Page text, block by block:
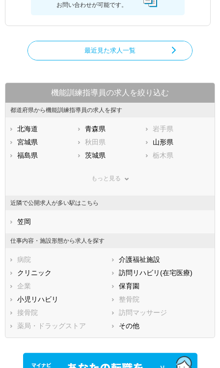
お問い合わせが可能です。
最近見た求人一覧
機能訓練指導員の求人を絞り込む
都道府県から機能訓練指導員の求人を探す
北海道 青森県
岩手県
宮城県
秋田県
山形県
福島県
茨城県
栃木県
神奈川県
石川県
福井県
静岡県
鳥取県
岡山県
広島県
徳島県
香川県
福岡県
熊本県
宮崎県
鹿児島県
もっと見る
近隣で公開求人が多い駅はこちら
笠岡
仕事内容・施設形態から求人を探す
病院
介護福祉施設
クリニック
訪問リハビリ(在宅医療)
企業
保育園
小児リハビリ
整骨院
接骨院
訪問マッサージ
薬局・ドラッグストア
その他